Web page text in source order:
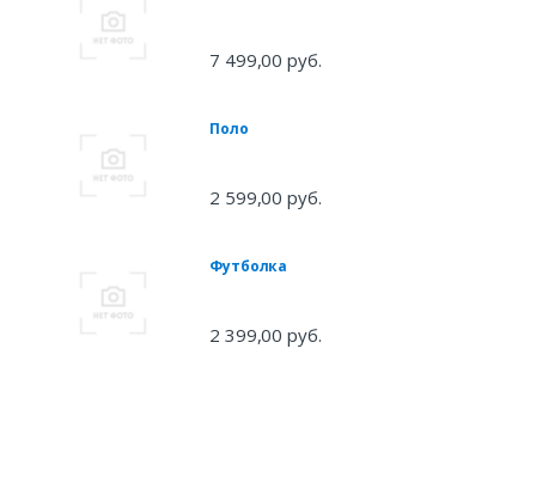
7 499,00 руб.
Поло
2 599,00 руб.
Футболка
2 399,00 руб.